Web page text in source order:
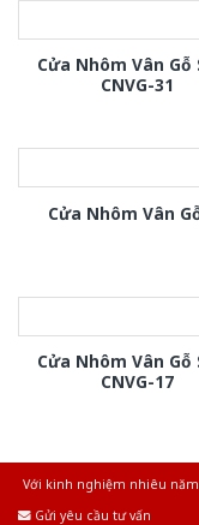
Cửa Nhôm Vân Gỗ
CNVG-31
Cửa Nhôm Vân
Cửa Nhôm Vân Gỗ
CNVG-17
Với kinh nghiệm nhiêu
Gửi yêu cầu tư vấn